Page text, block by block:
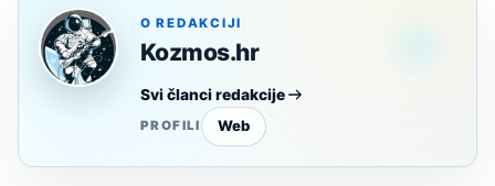
O REDAKCIJI
Kozmos.hr
Svi članci redakcije
PROFILI Web